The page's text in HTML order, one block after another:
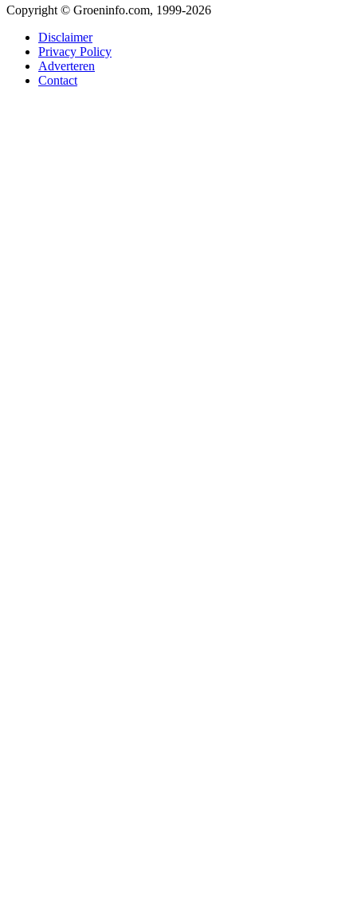
Copyright © Groeninfo.com, 1999-2026
Disclaimer
Privacy Policy
Adverteren
Contact